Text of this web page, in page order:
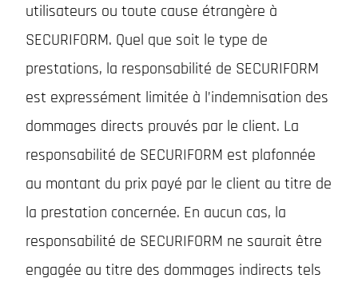
utilisateurs ou toute cause étrangère à
SECURIFORM. Quel que soit le type de
prestations, la responsabilité de SECURIFORM
est expressément limitée à l’indemnisation des
dommages directs prouvés par le client. La
responsabilité de SECURIFORM est plafonnée
au montant du prix payé par le client au titre de
la prestation concernée. En aucun cas, la
responsabilité de SECURIFORM ne saurait être
engagée au titre des dommages indirects tels